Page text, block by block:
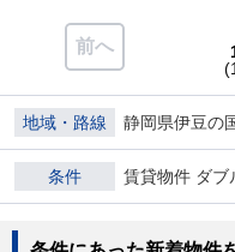
前へ
地域・路線 静岡県伊豆の
条件 賃貸物件 ダブ